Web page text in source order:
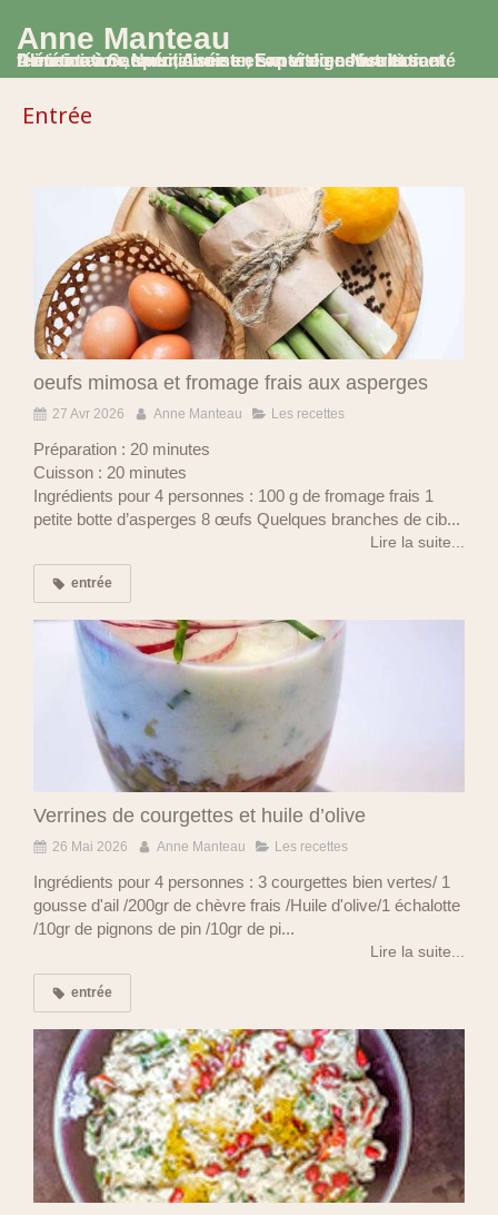
Anne Manteau
Diététicienne Nutritionniste, Experte en Nutrition et Alimentation, spécialisée en santé digestive et santé féminine à Saumur, Avoine et en visio consultation
Entrée
oeufs mimosa et fromage frais aux asperges
27 Avr 2026 Anne Manteau Les recettes
Préparation : 20 minutes
Cuisson : 20 minutes
Ingrédients pour 4 personnes : 100 g de fromage frais 1
petite botte d’asperges 8 œufs Quelques branches de cib...
Lire la suite...
entrée
Verrines de courgettes et huile d’olive
26 Mai 2026 Anne Manteau Les recettes
Ingrédients pour 4 personnes : 3 courgettes bien vertes/ 1
gousse d'ail /200gr de chèvre frais /Huile d'olive/1 échalotte
/10gr de pignons de pin /10gr de pi...
Lire la suite...
entrée